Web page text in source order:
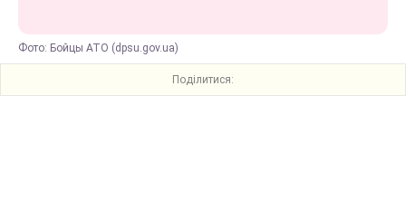
Фото: Бойцы АТО (dpsu.gov.ua)
Поділитися: